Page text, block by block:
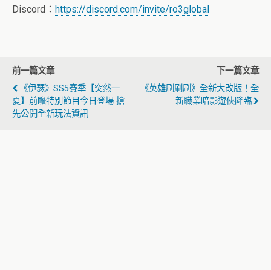
Discord： https://discord.com/invite/ro3global
前一篇文章
《伊瑟》SS5賽季【突然一
夏】前瞻特別節目今日登場 搶
先公開全新玩法資訊
下一篇文章
《英雄刷刷刷》全新大改版！全
新職業暗影遊俠降臨